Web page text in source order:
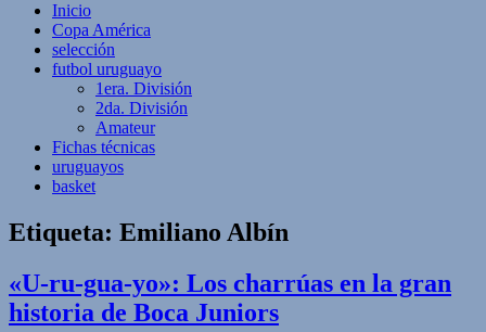
Inicio
Copa América
selección
futbol uruguayo
1era. División
2da. División
Amateur
Fichas técnicas
uruguayos
basket
Etiqueta: Emiliano Albín
«U-ru-gua-yo»: Los charrúas en la gran
historia de Boca Juniors